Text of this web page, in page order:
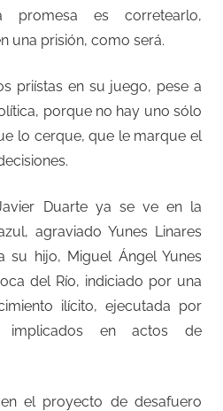
promesa es corretearlo,
una prisión, como será.
priístas en su juego, pese a
porque no hay uno sólo
lo cerque, que le marque el
Duarte ya se ve en la
agraviado Yunes Linares
su hijo, Miguel Ángel Yunes
del Río, indiciado por una
ilícito, ejecutada por
implicados en actos de
el proyecto de desafuero